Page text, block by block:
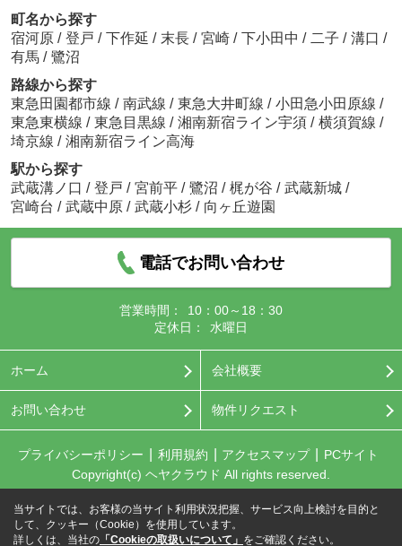
町名から探す
宿河原 / 登戸 / 下作延 / 末長 / 宮崎 / 下小田中 / 二子 / 溝口 /
有馬 / 鷺沼
路線から探す
東急田園都市線 / 南武線 / 東急大井町線 / 小田急小田原線 /
東急東横線 / 東急目黒線 / 湘南新宿ライン宇須 / 横須賀線 /
埼京線 / 湘南新宿ライン高海
駅から探す
武蔵溝ノ口 / 登戸 / 宮前平 / 鷺沼 / 梶が谷 / 武蔵新城 /
宮崎台 / 武蔵中原 / 武蔵小杉 / 向ヶ丘遊園
電話でお問い合わせ
営業時間：
10：00～18：30
定休日：
水曜日
ホーム 会社概要
お問い合わせ 物件リクエスト
プライバシーポリシー 利用規約 アクセスマップ
PCサイト
Copyright(c) ヘヤクラウド All rights reserved.
当サイトでは、お客様の当サイト利用状況把握、サービス向上検討を目的と
して、クッキー（Cookie）を使用しています。
詳しくは、当社の 「Cookieの取扱いについて」 をご確認ください。